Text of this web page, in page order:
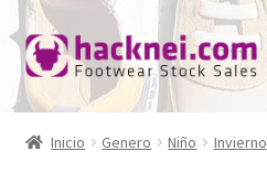
Ir
a
la
Ir
al
contenido
Inicio
Inicio Genero Niño Invierno